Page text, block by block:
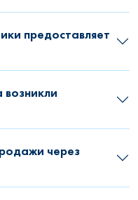
предоставляет
возникли
через